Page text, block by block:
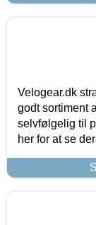
Velogear.dk
godt sortiment
selvfølgelig til
her for at se